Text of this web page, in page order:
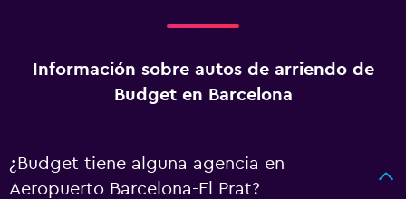
Información sobre autos de arriendo de
Budget en Barcelona
¿Budget tiene alguna agencia en
Aeropuerto Barcelona-El Prat?